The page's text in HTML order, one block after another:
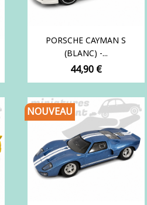
PORSCHE CAYMAN S
(BLANC) -...
Prix
44,90 €
NOUVEAU